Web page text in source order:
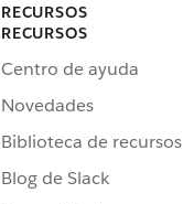
RECURSOS
RECURSOS
Centro de ayuda
Novedades
Biblioteca de recursos
Blog de Slack